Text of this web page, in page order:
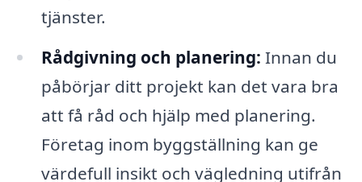
tjänster.
Rådgivning och planering: Innan du
påbörjar ditt projekt kan det vara bra
att få råd och hjälp med planering.
Företag inom byggställning kan ge
värdefull insikt och vägledning utifrån